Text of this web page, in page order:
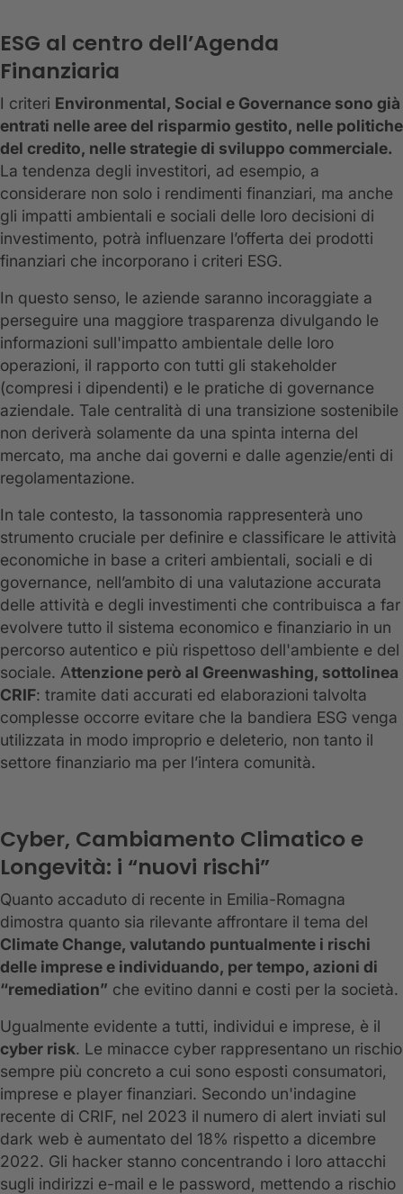
ESG al centro dell’Agenda
Finanziaria
I criteri Environmental, Social e Governance sono già
entrati nelle aree del risparmio gestito, nelle politiche
del credito, nelle strategie di sviluppo commerciale.
La tendenza degli investitori, ad esempio, a
considerare non solo i rendimenti finanziari, ma anche
gli impatti ambientali e sociali delle loro decisioni di
investimento, potrà influenzare l’offerta dei prodotti
finanziari che incorporano i criteri ESG.
In questo senso, le aziende saranno incoraggiate a
perseguire una maggiore trasparenza divulgando le
informazioni sull'impatto ambientale delle loro
operazioni, il rapporto con tutti gli stakeholder
(compresi i dipendenti) e le pratiche di governance
aziendale. Tale centralità di una transizione sostenibile
non deriverà solamente da una spinta interna del
mercato, ma anche dai governi e dalle agenzie/enti di
regolamentazione.
In tale contesto, la tassonomia rappresenterà uno
strumento cruciale per definire e classificare le attività
economiche in base a criteri ambientali, sociali e di
governance, nell’ambito di una valutazione accurata
delle attività e degli investimenti che contribuisca a far
evolvere tutto il sistema economico e finanziario in un
percorso autentico e più rispettoso dell'ambiente e del
sociale. Attenzione però al Greenwashing, sottolinea
CRIF: tramite dati accurati ed elaborazioni talvolta
complesse occorre evitare che la bandiera ESG venga
utilizzata in modo improprio e deleterio, non tanto il
settore finanziario ma per l’intera comunità.
Cyber, Cambiamento Climatico e
Longevità: i “nuovi rischi”
Quanto accaduto di recente in Emilia-Romagna
dimostra quanto sia rilevante affrontare il tema del
Climate Change, valutando puntualmente i rischi
delle imprese e individuando, per tempo, azioni di
“remediation” che evitino danni e costi per la società.
Ugualmente evidente a tutti, individui e imprese, è il
cyber risk. Le minacce cyber rappresentano un rischio
sempre più concreto a cui sono esposti consumatori,
imprese e player finanziari. Secondo un'indagine
recente di CRIF, nel 2023 il numero di alert inviati sul
dark web è aumentato del 18% rispetto a dicembre
2022. Gli hacker stanno concentrando i loro attacchi
sugli indirizzi e-mail e le password, mettendo a rischio